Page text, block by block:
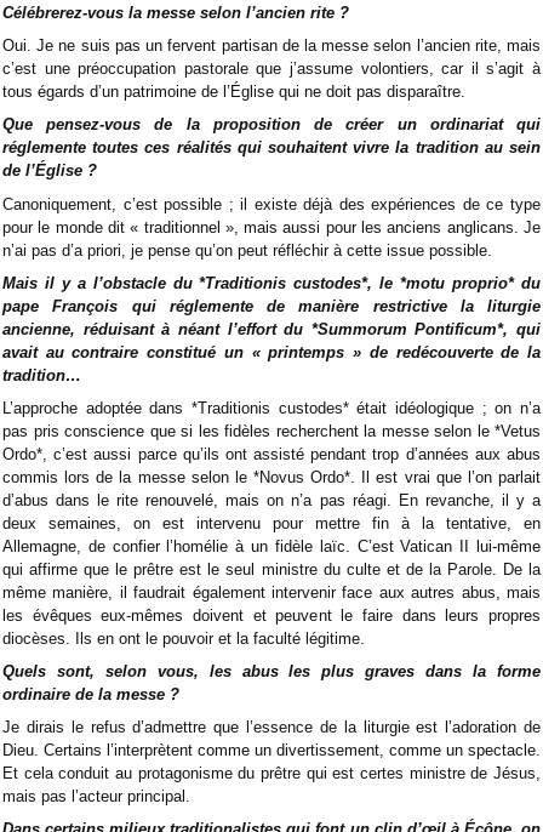
Célébrerez-vous la messe selon l’ancien rite ?
Oui. Je ne suis pas un fervent partisan de la messe selon l’ancien rite, mais
c’est une préoccupation pastorale que j’assume volontiers, car il s’agit à
tous égards d’un patrimoine de l’Église qui ne doit pas disparaître.
Que pensez-vous de la proposition de créer un ordinariat qui
réglemente toutes ces réalités qui souhaitent vivre la tradition au sein
de l’Église ?
Canoniquement, c’est possible ; il existe déjà des expériences de ce type
pour le monde dit « traditionnel », mais aussi pour les anciens anglicans. Je
n’ai pas d’a priori, je pense qu’on peut réfléchir à cette issue possible.
Mais il y a l’obstacle du *Traditionis custodes*, le *motu proprio* du
pape François qui réglemente de manière restrictive la liturgie
ancienne, réduisant à néant l’effort du *Summorum Pontificum*, qui
avait au contraire constitué un « printemps » de redécouverte de la
tradition…
L’approche adoptée dans *Traditionis custodes* était idéologique ; on n’a
pas pris conscience que si les fidèles recherchent la messe selon le *Vetus
Ordo*, c’est aussi parce qu’ils ont assisté pendant trop d’années aux abus
commis lors de la messe selon le *Novus Ordo*. Il est vrai que l’on parlait
d’abus dans le rite renouvelé, mais on n’a pas réagi. En revanche, il y a
deux semaines, on est intervenu pour mettre fin à la tentative, en
Allemagne, de confier l’homélie à un fidèle laïc. C’est Vatican II lui-même
qui affirme que le prêtre est le seul ministre du culte et de la Parole. De la
même manière, il faudrait également intervenir face aux autres abus, mais
les évêques eux-mêmes doivent et peuvent le faire dans leurs propres
diocèses. Ils en ont le pouvoir et la faculté légitime.
Quels sont, selon vous, les abus les plus graves dans la forme
ordinaire de la messe ?
Je dirais le refus d’admettre que l’essence de la liturgie est l’adoration de
Dieu. Certains l’interprètent comme un divertissement, comme un spectacle.
Et cela conduit au protagonisme du prêtre qui est certes ministre de Jésus,
mais pas l’acteur principal.